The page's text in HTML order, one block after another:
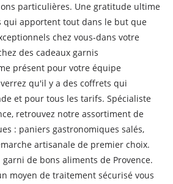
particulières. Une gratitude ultime
qui apportent tout dans le but que
chez vous-dans votre
des cadeaux garnis
présent pour votre équipe
qu'il y a des coffrets qui
et pour tous les tarifs. Spécialiste
retrouvez notre assortiment de
: paniers gastronomiques salés,
artisanale de premier choix.
de bons aliments de Provence.
moyen de traitement sécurisé vous